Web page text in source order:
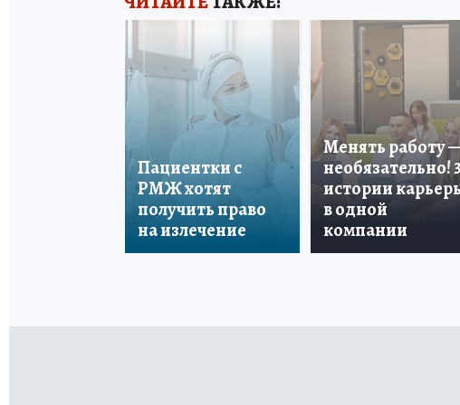
Пациентки с
РМЖ хотят
получить право
на излечение
Менять работу
необязательно!
истории
в одной
компании